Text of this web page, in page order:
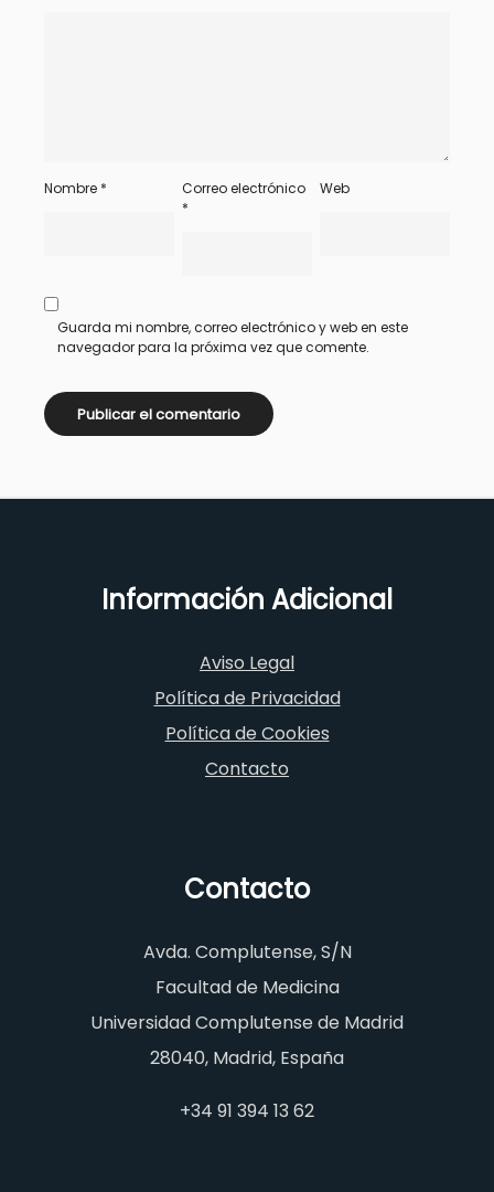
Nombre *
Correo electrónico
*
Web
Guarda mi nombre, correo electrónico y web en este
navegador para la próxima vez que comente.
Información Adicional
Aviso Legal
Política de Privacidad
Política de Cookies
Contacto
Contacto
Avda. Complutense, S/N
Facultad de Medicina
Universidad Complutense de Madrid
28040, Madrid, España
+34 91 394 13 62